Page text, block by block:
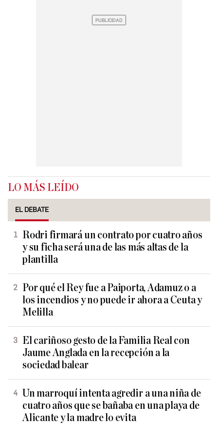
LO MÁS LEÍDO
EL DEBATE
Rodri firmará un contrato por cuatro años
y su ficha será una de las más altas de la
plantilla
Por qué el Rey fue a Paiporta, Adamuz o a
los incendios y no puede ir ahora a Ceuta y
Melilla
El cariñoso gesto de la Familia Real con
Jaume Anglada en la recepción a la
sociedad balear
Un marroquí intenta agredir a una niña de
cuatro años que se bañaba en una playa de
Alicante y la madre lo evita